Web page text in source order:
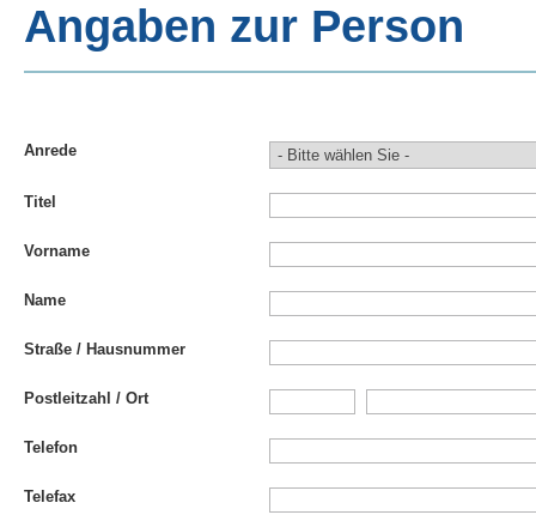
Angaben zur Person
Anrede
Titel
Vorname
Name
Straße / Hausnummer
Postleitzahl / Ort
Telefon
Telefax